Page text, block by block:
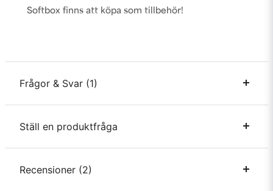
Softbox finns att köpa som tillbehör!
Frågor & Svar (1)
Ingemar Brandstäter frågade
Skulle vara intressant att se en BTS-film om sådana
framför allt hur bilderna blir tillsammans med
Ställ en produktfråga
question
Fråga oss något om denna produkten...
Recensioner (2)